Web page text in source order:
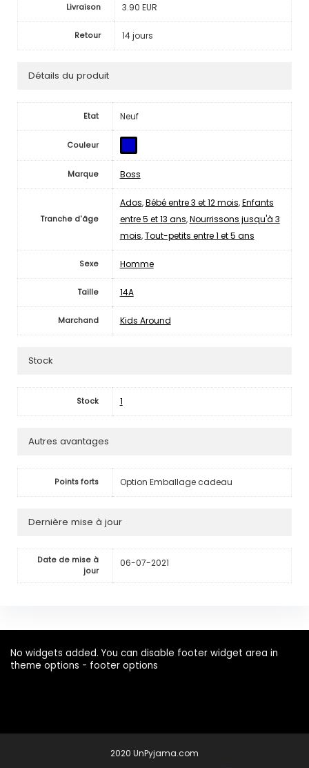
Livraison 3.90 EUR
Retour 14 jours
Détails du produit
Etat Neuf
Couleur
Marque Boss
Tranche d'âge
Ados,Bébé entre 3 et 12 mois,Enfants
entre 5 et 13 ans,Nourrissons jusqu'à 3
mois,Tout-petits entre 1 et 5 ans
Sexe Homme
Taille 14A
Marchand Kids Around
Stock
Stock 1
Autres avantages
Points forts Option Emballage cadeau
Dernière mise à jour
Date de mise à
jour
06-07-2021
No widgets added. You can disable footer widget area in
theme options - footer options
2020 UnPyjama.com